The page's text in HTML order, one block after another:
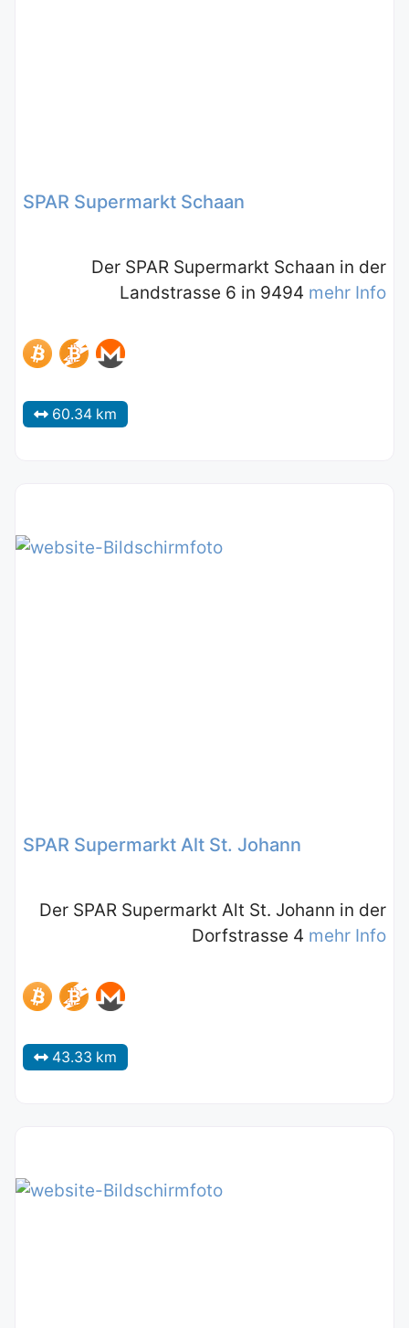
SPAR Supermarkt Schaan
Der SPAR Supermarkt Schaan in der
Landstrasse 6 in 9494 mehr Info
60.34 km
SPAR Supermarkt Alt St. Johann
Der SPAR Supermarkt Alt St. Johann in der
Dorfstrasse 4 mehr Info
43.33 km